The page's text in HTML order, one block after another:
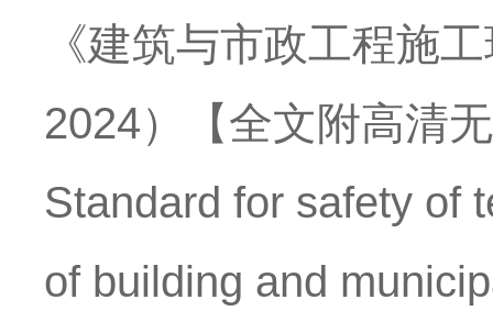
《建筑与市政工程施
2024）【全文附高清
Standard for safety of
of building and